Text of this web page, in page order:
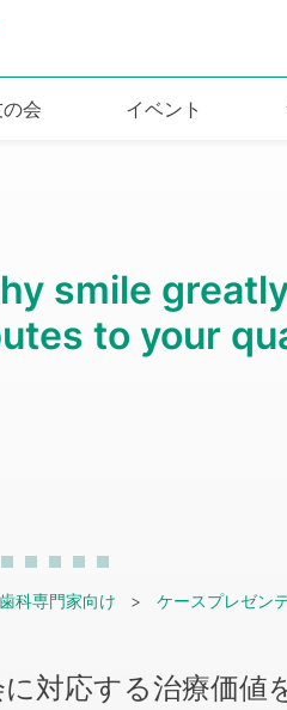
会 イベント
歯科専門家向け ケースプレゼン
に対応する治療価